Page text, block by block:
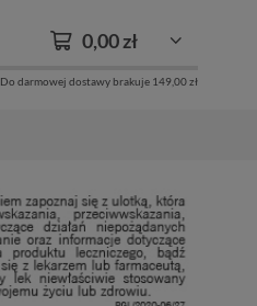
0,00 zł
Do darmowej dostawy brakuje 149,00 zł